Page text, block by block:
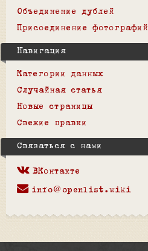
Объединение дублей
Присоединение фотографий
Навигация
Категории данных
Случайная статья
Новые страницы
Свежие правки
Связаться с нами
ВКонтакте
info@openlist.wiki